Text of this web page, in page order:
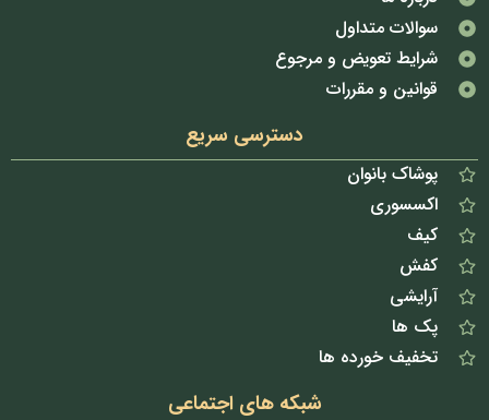
سوالات متداول
شرایط تعویض و مرجوع
قوانین و مقررات
دسترسی سریع
پوشاک بانوان
اکسسوری
کیف
کفش
آرایشی
پک ها
تخفیف خورده ها
شبکه های اجتماعی